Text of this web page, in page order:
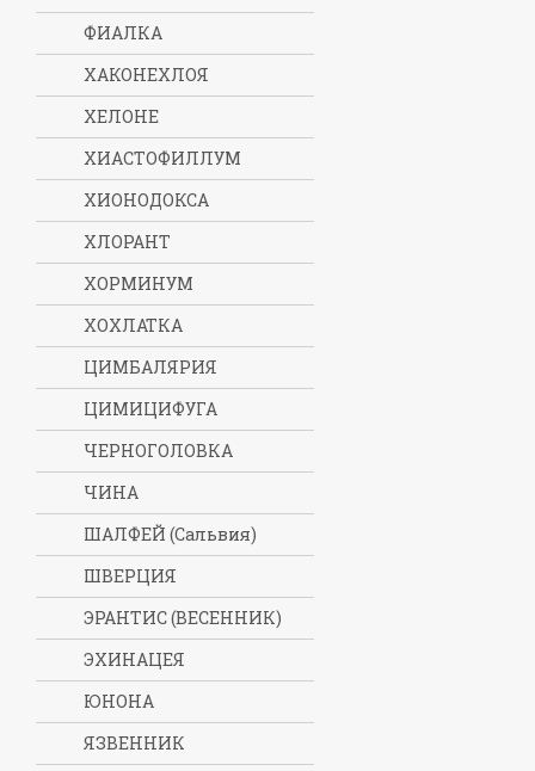
ФИАЛКА
ХАКОНЕХЛОЯ
ХЕЛОНЕ
ХИАСТОФИЛЛУМ
ХИОНОДОКСА
ХЛОРАНТ
ХОРМИНУМ
ХОХЛАТКА
ЦИМБАЛЯРИЯ
ЦИМИЦИФУГА
ЧЕРНОГОЛОВКА
ЧИНА
ШАЛФЕЙ (Сальвия)
ШВЕРЦИЯ
ЭРАНТИС (ВЕСЕННИК)
ЭХИНАЦЕЯ
ЮНОНА
ЯЗВЕННИК